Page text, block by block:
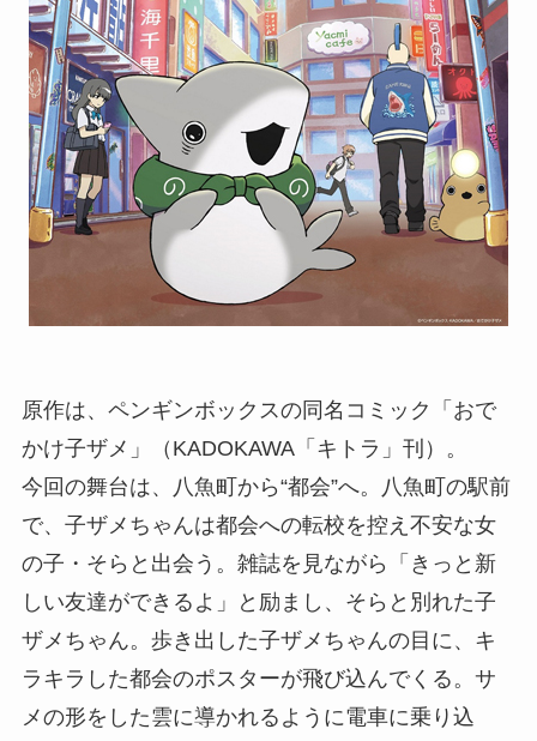
原作は、ペンギンボックスの同名コミック「おで
かけ子ザメ」（KADOKAWA「キトラ」刊）。
今回の舞台は、八魚町から“都会”へ。八魚町の駅前
で、子ザメちゃんは都会への転校を控え不安な女
の子・そらと出会う。雑誌を見ながら「きっと新
しい友達ができるよ」と励まし、そらと別れた子
ザメちゃん。歩き出した子ザメちゃんの目に、キ
ラキラした都会のポスターが飛び込んでくる。サ
メの形をした雲に導かれるように電車に乗り込